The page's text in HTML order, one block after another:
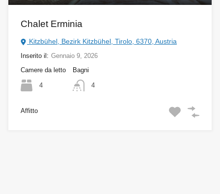
Chalet Erminia
Kitzbühel, Bezirk Kitzbühel, Tirolo, 6370, Austria
Inserito il: Gennaio 9, 2026
Camere da letto
4
Bagni
4
Affitto